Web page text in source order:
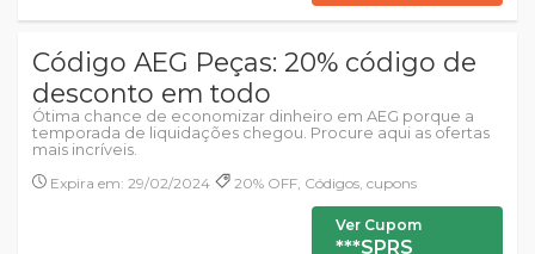
Código AEG Peças: 20% código de
desconto em todo
Ótima chance de economizar dinheiro em AEG porque a
temporada de liquidações chegou. Procure aqui as ofertas
mais incríveis.
Expira em: 29/02/2024
20% OFF, Códigos, cupons
Ver Cupom
***SPRS